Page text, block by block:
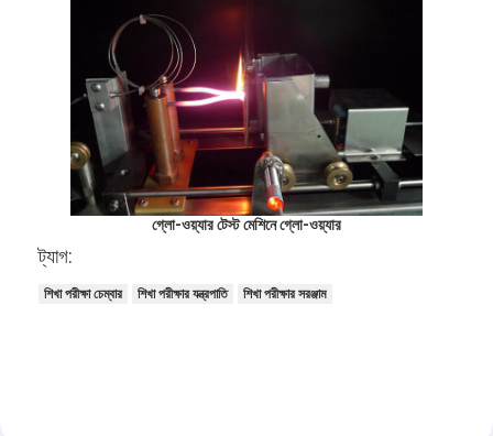
গ্লো-ওয়্যার টেস্ট মেশিনে গ্লো-ওয়্যার
ট্যাগ:
শিখা পরীক্ষা চেম্বার শিখা পরীক্ষার যন্ত্রপাতি শিখা পরীক্ষার সরঞ্জাম